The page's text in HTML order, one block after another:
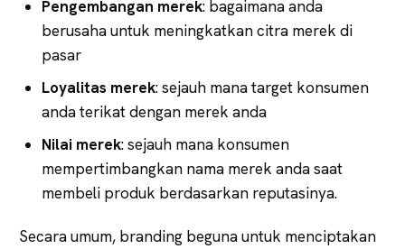
Pengembangan merek: bagaimana anda
berusaha untuk meningkatkan citra merek di
pasar
Loyalitas merek: sejauh mana target konsumen
anda terikat dengan merek anda
Nilai merek: sejauh mana konsumen
mempertimbangkan nama merek anda saat
membeli produk berdasarkan reputasinya.
Secara umum, branding beguna untuk menciptakan